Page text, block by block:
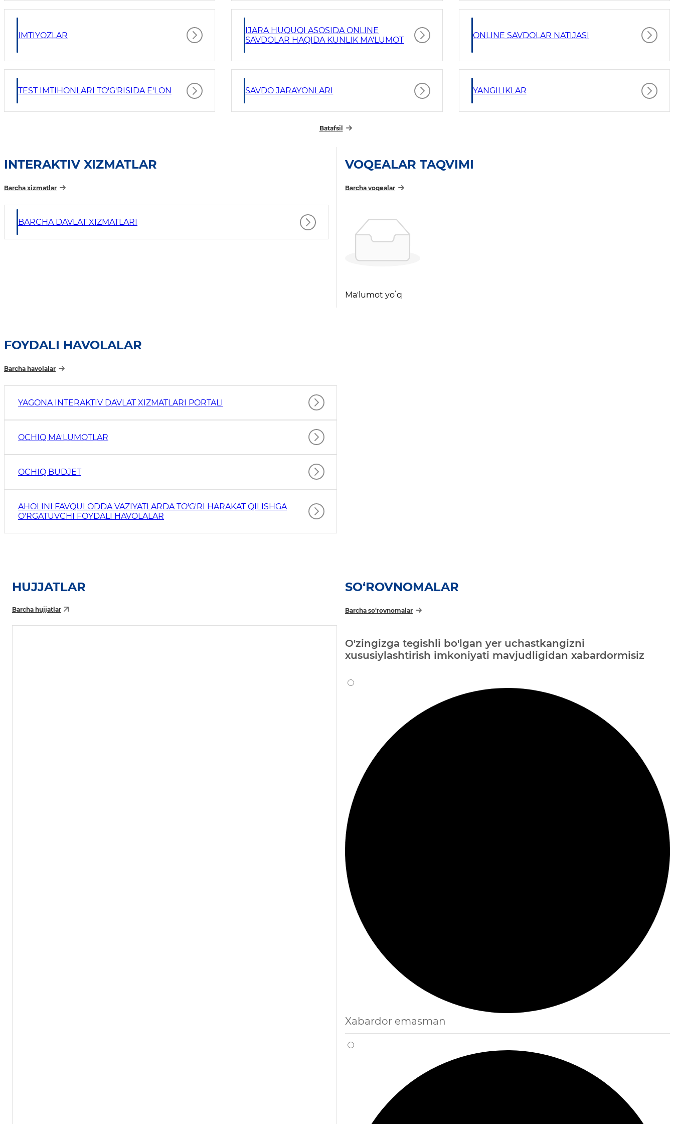
IMTIYOZLAR
IJARA HUQUQI ASOSIDA ONLINE
SAVDOLAR HAQIDA KUNLIK MA'LUMOT
ONLINE SAVDOLAR NATIJASI
TEST IMTIHONLARI TO'G'RISIDA E'LON SAVDO JARAYONLARI YANGILIKLAR
Batafsil
INTERAKTIV XIZMATLAR
Barcha xizmatlar
BARCHA DAVLAT XIZMATLARI
VOQEALAR TAQVIMI
Barcha voqealar
Maʼlumot yoʻq
FOYDALI HAVOLALAR
Barcha havolalar
YAGONA INTERAKTIV DAVLAT XIZMATLARI PORTALI
OCHIQ MAʼLUMOTLAR
OCHIQ BUDJET
AHOLINI FAVQULODDA VAZIYATLARDA TO'G'RI HARAKAT QILISHGA
O'RGATUVCHI FOYDALI HAVOLALAR
HUJJATLAR
Barcha hujjatlar
SO‘ROVNOMALAR
Barcha so‘rovnomalar
O'zingizga tegishli bo'lgan yer uchastkangizni
xususiylashtirish imkoniyati mavjudligidan xabardormisiz
Xabardor emasman